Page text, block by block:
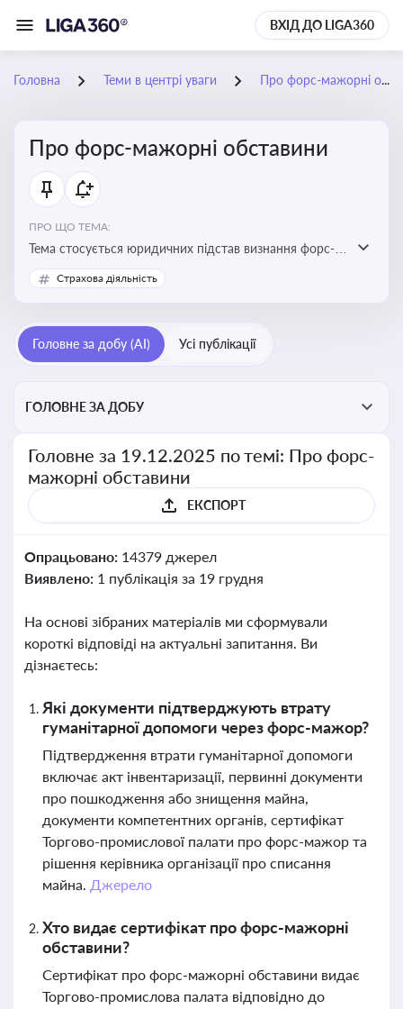
ВХІД ДО LIGA360
Головна Теми в центрі уваги Про форс-мажорні обставини
Про форс-мажорні обставини
ПРО ЩО ТЕМА:
Тема стосується юридичних підстав визнання форс-
мажорних обставин та звільнення від
відповідальності у зв'язку з їх настанням
Страхова діяльність
Головне за добу (AI) Усі публікації
ГОЛОВНЕ ЗА ДОБУ
Головне за 19.12.2025 по темі: Про форс-
мажорні обставини
ЕКСПОРТ
Опрацьовано: 14379 джерел
Виявлено: 1 публікація за 19 грудня
На основі зібраних матеріалів ми сформували
короткі відповіді на актуальні запитання. Ви
дізнаєтесь:
Які документи підтверджують втрату
гуманітарної допомоги через форс-мажор?
Підтвердження втрати гуманітарної допомоги
включає акт інвентаризації, первинні документи
про пошкодження або знищення майна,
документи компетентних органів, сертифікат
Торгово-промислової палати про форс-мажор та
рішення керівника організації про списання
майна. Джерело
Хто видає сертифікат про форс-мажорні
обставини?
Сертифікат про форс-мажорні обставини видає
Торгово-промислова палата відповідно до